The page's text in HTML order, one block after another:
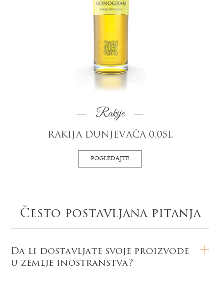
Rakije
RAKIJA DUNJEVAČA 0,05L
POGLEDAJTE
Često postavljana pitanja
Da li dostavljate svoje proizvode
u zemlje inostranstva?